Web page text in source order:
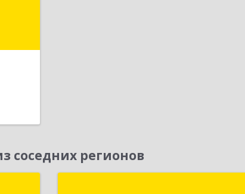
соседних регионов